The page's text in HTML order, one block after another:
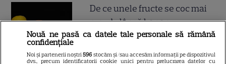
De ce unele fructe se coc mai
repede lângă banane
Nouă ne pasă ca datele tale personale să rămână
confidențiale
Noi și partenerii noștri596 stocăm și/sau accesăm informații pe dispozitivul
dvs., precum identificatorii cookie unici pentru prelucrarea datelor cu